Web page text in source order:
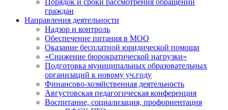
Порядок и сроки рассмотрения обращений
граждан
Направления деятельности
Надзор и контроль
Обеспечение питания в МОО
Оказание бесплатной юридической помощи
«Снижение бюрократической нагрузки»
Подготовка муниципальных образовательных
организаций к новому уч.году
Финансово-хозяйственная деятельность
Августовская педагогическая конференция
Воспитание, социализация, профориентация